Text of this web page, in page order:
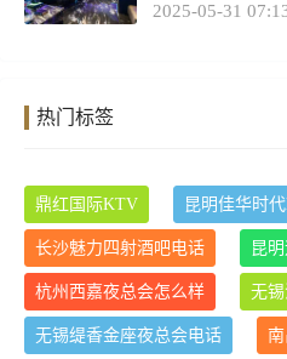
2025-05-31
热门标签
鼎红国际KTV 昆明佳华时
长沙魅力四射酒吧电话 昆
杭州西嘉夜总会怎么样 无
无锡缇香金座夜总会电话